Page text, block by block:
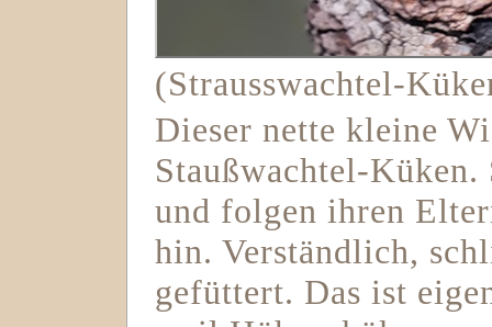
(Strausswachtel-
Dieser nette kleine
Staußwachtel-Küken.
und folgen ihren
hin. Verständlich,
gefüttert. Das ist